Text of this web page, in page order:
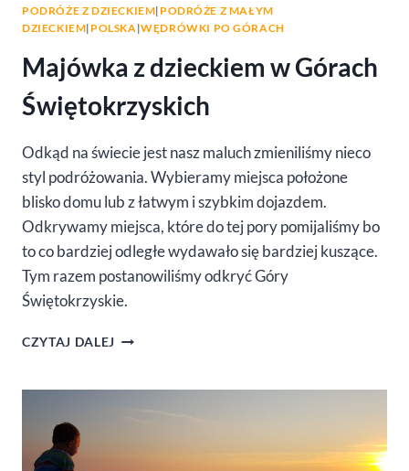
PODRÓŻE Z DZIECKIEM| PODRÓŻE Z MAŁYM
DZIECKIEM| POLSKA|WĘDRÓWKI PO GÓRACH
Majówka z dzieckiem w Górach
Świętokrzyskich
Odkąd na świecie jest nasz maluch zmieniliśmy nieco
styl podróżowania. Wybieramy miejsca położone
blisko domu lub z łatwym i szybkim dojazdem.
Odkrywamy miejsca, które do tej pory pomijaliśmy bo
to co bardziej odległe wydawało się bardziej kuszące.
Tym razem postanowiliśmy odkryć Góry
Świętokrzyskie.
CZYTAJ DALEJ MAJÓWKA
W
GÓRACH